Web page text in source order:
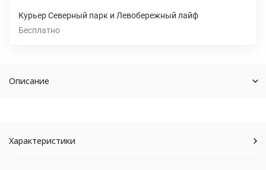
Курьер Северный парк и Левобережный лайф
Бесплатно
Описание
Характеристики